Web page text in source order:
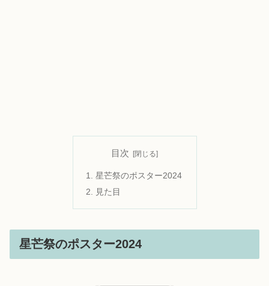
目次
星芒祭のポスター2024
見た目
星芒祭のポスター2024